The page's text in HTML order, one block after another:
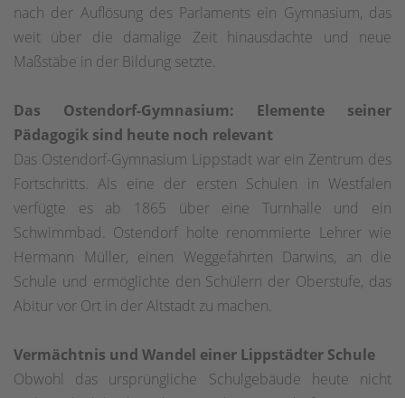
nach der Auflösung des Parlaments ein Gymnasium, das
weit über die damalige Zeit hinausdachte und neue
Maßstäbe in der Bildung setzte.
Das Ostendorf-Gymnasium: Elemente seiner
Pädagogik sind heute noch relevant
Das Ostendorf-Gymnasium Lippstadt war ein Zentrum des
Fortschritts. Als eine der ersten Schulen in Westfalen
verfügte es ab 1865 über eine Turnhalle und ein
Schwimmbad. Ostendorf holte renommierte Lehrer wie
Hermann Müller, einen Weggefährten Darwins, an die
Schule und ermöglichte den Schülern der Oberstufe, das
Abitur vor Ort in der Altstadt zu machen.
Vermächtnis und Wandel einer Lippstädter Schule
Obwohl das ursprüngliche Schulgebäude heute nicht